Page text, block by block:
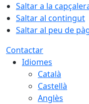
Saltar a la
Saltar al contingut
Saltar al peu de
Contactar
Idiomes
Català
Castellà
Anglès